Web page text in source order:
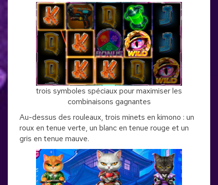
trois symboles spéciaux pour maximiser les
combinaisons gagnantes
Au-dessus des rouleaux, trois minets en kimono : un
roux en tenue verte, un blanc en tenue rouge et un
gris en tenue mauve.